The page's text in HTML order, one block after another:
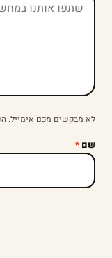
לא מבקשים מכם אימייל.
שם *